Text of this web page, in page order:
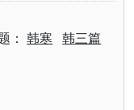
：韩寒 韩三篇